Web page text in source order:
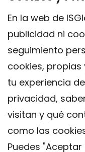
En la web de
publicidad ni
seguimiento
cookies,
tu experiencia
privacidad,
visitan y qué
como las
Puedes